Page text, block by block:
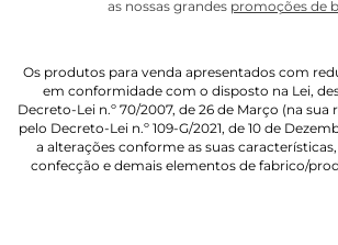
as nossas grandes promoções de
Os produtos para venda apresentados com
em conformidade com o disposto na Lei,
Decreto-Lei n.º 70/2007, de 26 de Março (na sua
pelo Decreto-Lei n.º 109-G/2021, de 10 de
a alterações conforme as suas
confecção e demais elementos de fabrico/